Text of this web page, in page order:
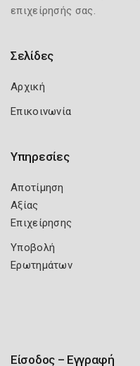
επιχείρησής σας.
Σελίδες
Αρχική
Επικοινωνία
Υπηρεσίες
Αποτίμηση
Αξίας
Επιχείρησης
Υποβολή
Ερωτημάτων
Είσοδος – Εγγραφή